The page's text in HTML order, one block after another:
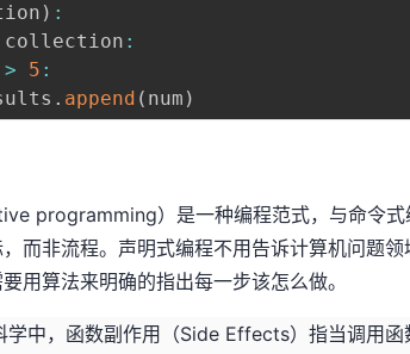
) :
collection :
> 5 :
. append ( num )
programming）是一种编程范式，与命令式
而非流程。声明式编程不用告诉计算机问题
用算法来明确的指出每一步该怎么做。
学中，函数副作用（Side Effects）指当调用